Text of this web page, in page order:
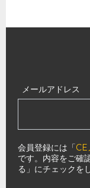
メールアドレス
会員登録には「CE
です。内容をご確
る」にチェックを